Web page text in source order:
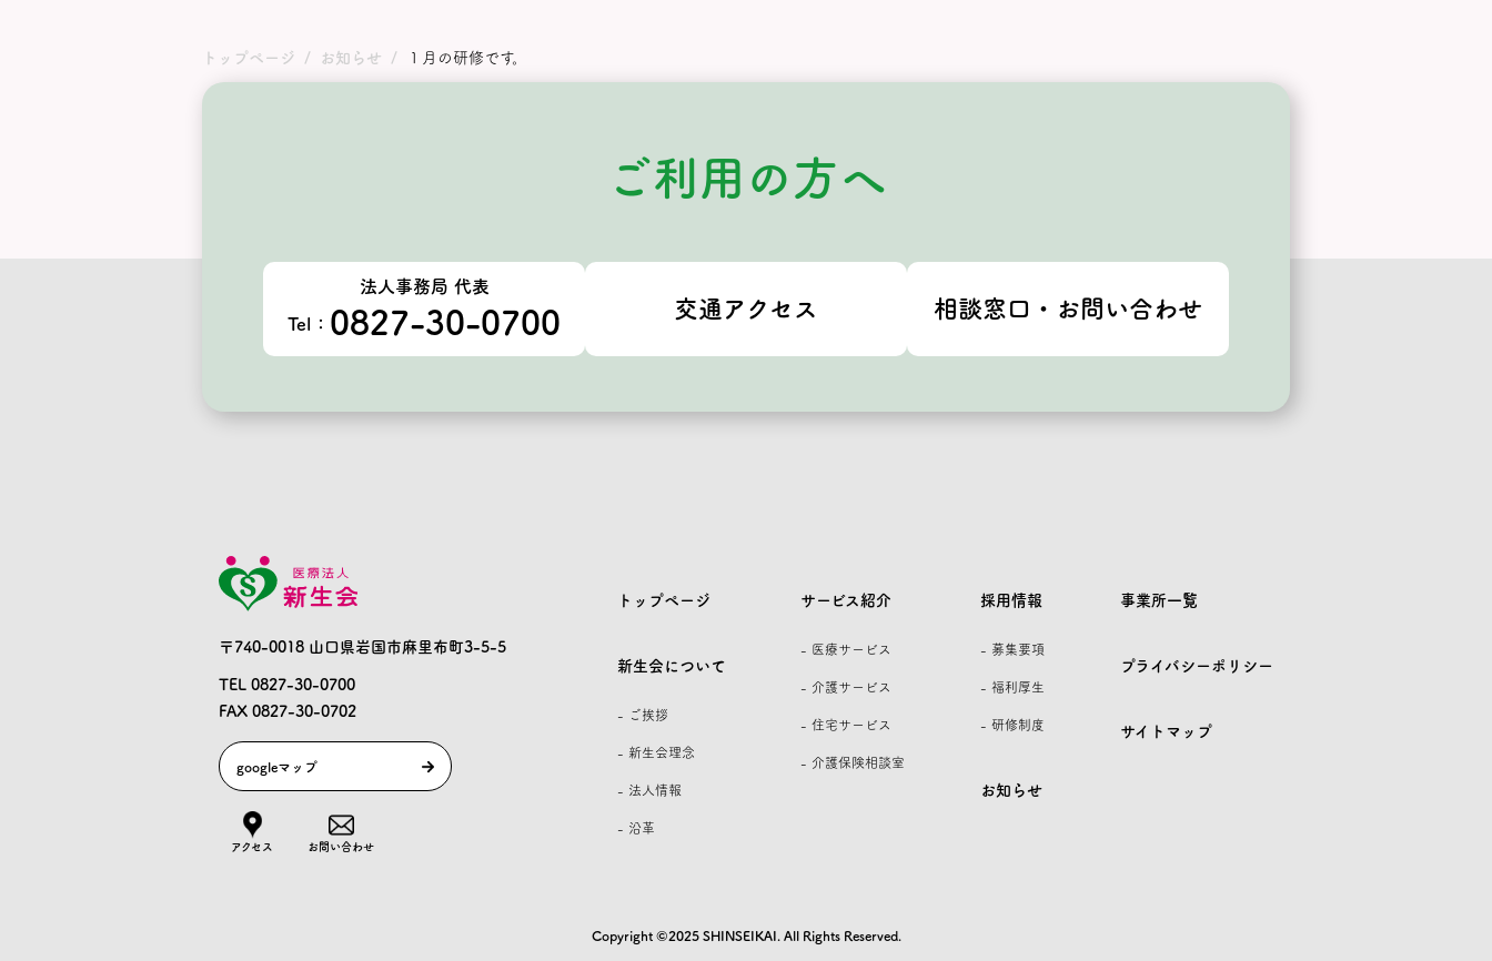
トップページ お知らせ １月の研修です。
ご利用の方へ
法人事務局 代表
Tel： 0827-30-0700 交通アクセス 相談窓口・お問い合わせ
〒740-0018 山口県岩国市麻里布町3-5-5
TEL 0827-30-0700
FAX 0827-30-0702
googleマップ
アクセス お問い合わせ
トップページ
新生会について
- ご挨拶
- 新生会理念
- 法人情報
- 沿革
サービス紹介
- 医療サービス
- 介護サービス
- 住宅サービス
- 介護保険相談室
採用情報
- 募集要項
- 福利厚生
- 研修制度
お知らせ
事業所一覧
プライバシーポリシー
サイトマップ
Copyright ©2025 SHINSEIKAI. All Rights Reserved.